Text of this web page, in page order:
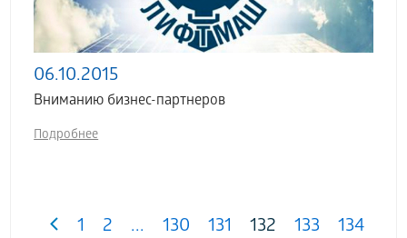
06.10.2015
Вниманию бизнес-партнеров
Подробнее
1 2 ... 130 131 132 133 134